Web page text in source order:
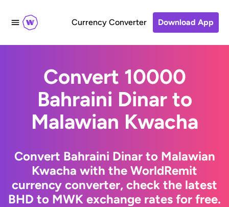
Currency Converter Download App
Convert 10000
Bahraini Dinar to
Malawian Kwacha
Convert Bahraini Dinar to Malawian
Kwacha with the WorldRemit
currency converter, check the latest
BHD to MWK exchange rates for free.